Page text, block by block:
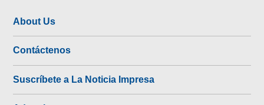
About Us
Contáctenos
Suscríbete a La Noticia Impresa